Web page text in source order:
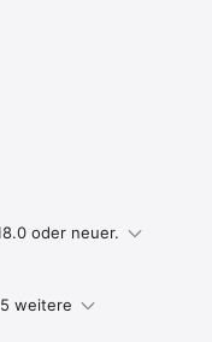
oder neuer.
weitere